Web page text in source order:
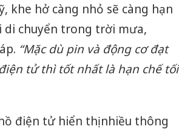
khe hở càng nhỏ sẽ càng hạn
di chuyển trong trời mưa,
“Mặc dùpinvà động cơđạt
tử thìtốt nhất là hạn chế tối
điện tử hiển thị nhiều thông